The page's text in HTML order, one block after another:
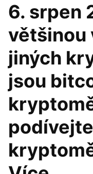
6. srpen
většinou
jiných
jsou